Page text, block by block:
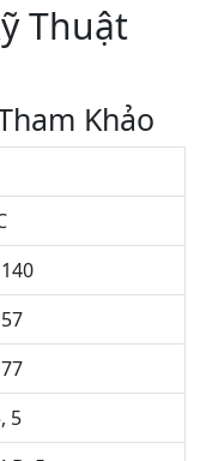
Thuật
Khảo
5